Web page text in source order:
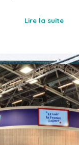
Lire la suite